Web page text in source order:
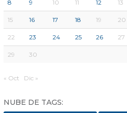
8 9 10 11 12 13
15 16 17 18 19 20
22 23 24 25 26 27
29 30
« Oct Dic »
NUBE DE TAGS: